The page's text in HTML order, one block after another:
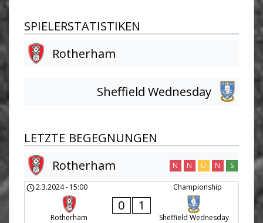
SPIELERSTATISTIKEN
Rotherham
Sheffield Wednesday
LETZTE BEGEGNUNGEN
Rotherham
N N U N S
Championship
2.3.2024-15:00
Rotherham
0 1
Sheffield Wednesday